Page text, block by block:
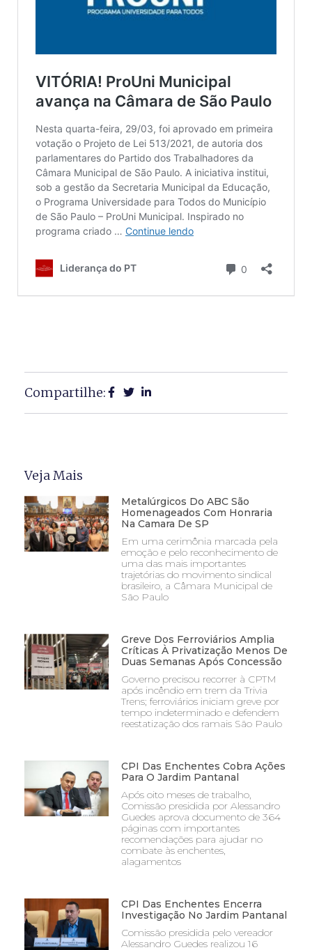
Compartilhe:
Veja Mais
Metalúrgicos Do ABC São
Homenageados Com Honraria
Na Camara De SP
Em uma cerimônia marcada pela
emoção e pelo reconhecimento de
uma das mais importantes
trajetórias do movimento sindical
brasileiro, a Câmara Municipal de
São Paulo
Greve Dos Ferroviários Amplia
Críticas À Privatização Menos De
Duas Semanas Após Concessão
Governo precisou recorrer à CPTM
após incêndio em trem da Trivia
Trens; ferroviários iniciam greve por
tempo indeterminado e defendem
reestatização dos ramais São Paulo
CPI Das Enchentes Cobra Ações
Para O Jardim Pantanal
Após oito meses de trabalho,
Comissão presidida por Alessandro
Guedes aprova documento de 364
páginas com importantes
recomendações para ajudar no
combate às enchentes,
alagamentos
CPI Das Enchentes Encerra
Investigação No Jardim Pantanal
Comissão presidida pelo vereador
Alessandro Guedes realizou 16